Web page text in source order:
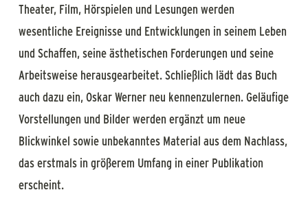
Theater, Film, Hörspielen und Lesungen werden
wesentliche Ereignisse und Entwicklungen in seinem Leben
und Schaffen, seine ästhetischen Forderungen und seine
Arbeitsweise herausgearbeitet. Schließlich lädt das Buch
auch dazu ein, Oskar Werner neu kennenzulernen. Geläufige
Vorstellungen und Bilder werden ergänzt um neue
Blickwinkel sowie unbekanntes Material aus dem Nachlass,
das erstmals in größerem Umfang in einer Publikation
erscheint.